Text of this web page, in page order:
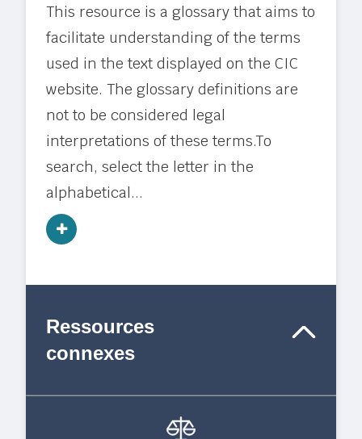
This resource is a glossary that aims to
facilitate understanding of the terms
used in the text displayed on the CIC
website. The glossary definitions are
not to be considered legal
interpretations of these terms.To
search, select the letter in the
alphabetical...
Ressources
connexes